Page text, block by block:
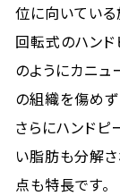
位に向いている
回転式のハンド
のようにカニュ
の組織を傷め
さらにハンドピ
い脂肪も分解
点も特長です。